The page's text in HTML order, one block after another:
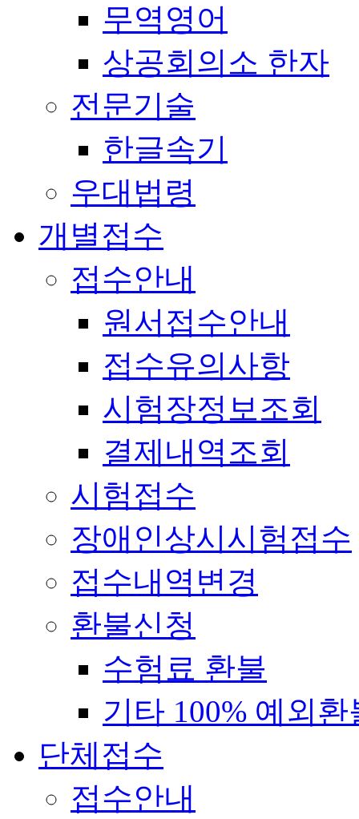
무역영어
상공회의소 한자
전문기술
한글속기
우대법령
개별접수
접수안내
원서접수안내
접수유의사항
시험장정보조회
결제내역조회
시험접수
장애인상시시험접수
접수내역변경
환불신청
수험료 환불
기타 100% 예외환
단체접수
접수안내